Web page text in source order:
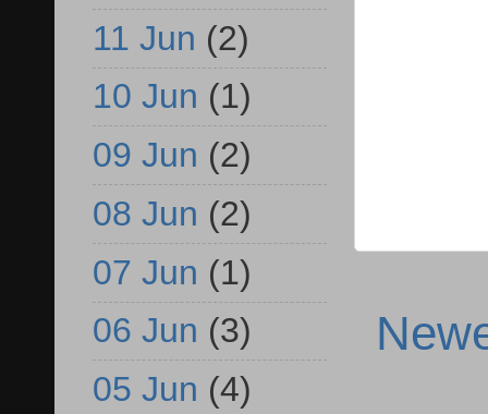
11 Jun (2)
10 Jun (1)
09 Jun (2)
08 Jun (2)
07 Jun (1)
06 Jun (3)
05 Jun (4)